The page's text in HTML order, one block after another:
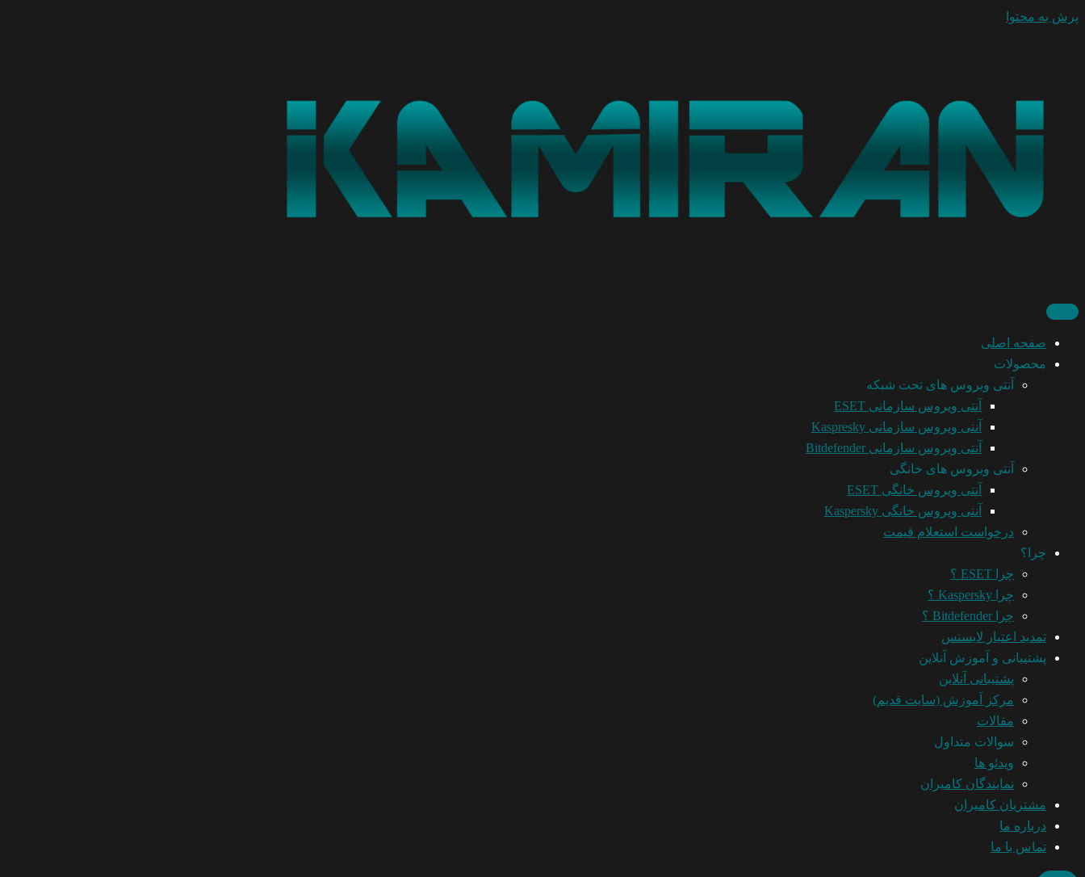
پرش به محتوا
صفحه اصلی
محصولات
آنتی ویروس های تحت شبکه
آنتی ویروس سازمانی ESET
آنتی ویروس سازمانی Kaspresky
آنتی ویروس سازمانی Bitdefender
آنتی ویروس های خانگی
آنتی ویروس خانگی ESET
آنتی ویروس خانگی Kaspersky
درخواست استعلام قیمت
چرا؟
چرا ESET ؟
چرا Kaspersky ؟
چرا Bitdefender ؟
تمدید اعتبار لایسنس
پشتیبانی و آموزش آنلاین
پشتیبانی آنلاین
مرکز آموزش (سایت قدیم)
مقالات
سوالات متداول
ویدئو ها
نمایندگان کامیران
مشتریان کامیران
درباره ما
تماس با ما